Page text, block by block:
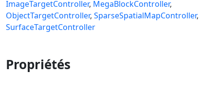
ImageTargetController MegaBlockController
ObjectTargetController SparseSpatialMapController
SurfaceTargetController
Propriétés